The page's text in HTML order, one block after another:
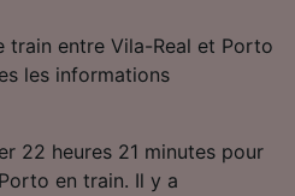
train entre Vila-Real et Porto
les informations
22 heures 21 minutes pour
en train. Il y a